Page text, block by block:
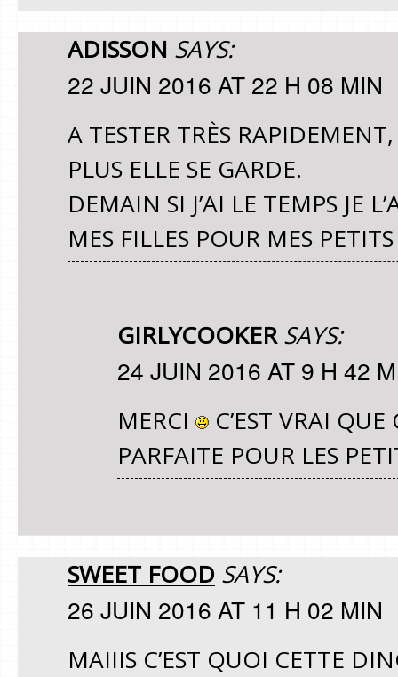
ADISSON SAYS:
22 JUIN 2016 AT 22 H 08 MIN
A TESTER TRÈS
PLUS ELLE SE GARDE.
DEMAIN SI J’AI LE TEMPS JE
MES FILLES POUR MES
GIRLYCOOKER SAYS:
24 JUIN 2016 AT 9 H 42
MERCI
C’EST VRAI
PARFAITE POUR LES
SWEET FOOD SAYS:
26 JUIN 2016 AT 11 H 02 MIN
MAIIIS C’EST QUOI CETTE